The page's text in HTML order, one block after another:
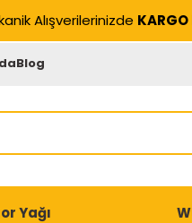
Alışverilerinizde KARGO
Blog
Yağı